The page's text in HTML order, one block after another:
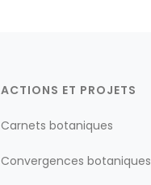
ACTIONS ET PROJETS
Carnets botaniques
Convergences botaniques